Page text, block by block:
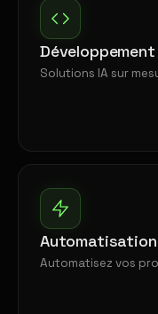
Développement
Solutions IA sur
Automatisation
Automatisez vos